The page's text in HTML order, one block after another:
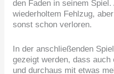
den Faden in seinem
wiederholtem Fehlzug,
sonst schon verloren.
In der anschließenden
gezeigt werden, dass
und durchaus mit etwas